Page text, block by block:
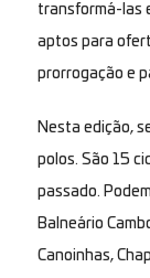
transformá-las
aptos para
prorrogação e
Nesta edição,
polos. São 15
passado.
Balneário
Canoinhas,